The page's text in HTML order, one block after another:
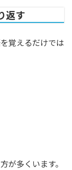
返す
覚えるだけでは
が多くいます。